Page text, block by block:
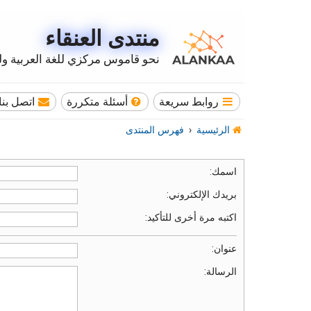
منتدى العنقاء
نحو قاموس مركزي للغة العربية
روابط سريعة أسئلة متكررة اتصل بنا
الرئيسية فهرس المنتدى
اسمك:
بريدك الإلكتروني:
اكتبه مرة أخرى للتأكيد:
عنوان:
الرسالة: